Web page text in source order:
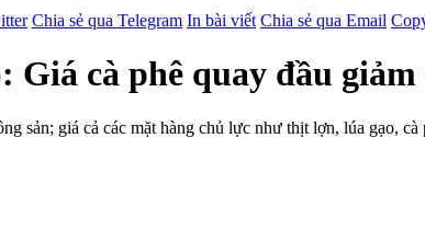
Chia sẻ qua Telegram In bài viết Chia sẻ qua Email
Giá cà phê quay đầu
sản; giá cả các mặt hàng chủ lực như thịt lợn, lúa gạo,